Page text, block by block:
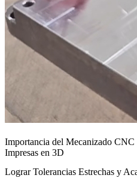
Importancia del Mecanizado CNC
Impresas en 3D
Lograr Tolerancias Estrechas y